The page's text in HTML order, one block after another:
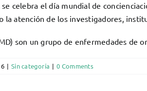
se celebra el día mundial de
atención de los investigadores,
son un grupo de enfermedades de
| Sin categoría | 0 Comments